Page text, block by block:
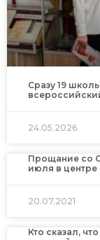
Сразу 19
24.05.2026
Прощание со
июля в центре
20.07.2021
Кто сказал,